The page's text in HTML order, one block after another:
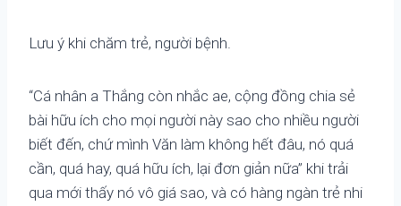
Lưu ý khi chăm trẻ, người bệnh.
“Cá nhân a Thắng còn nhắc ae, cộng đồng chia sẻ
bài hữu ích cho mọi người này sao cho nhiều người
biết đến, chứ mình Văn làm không hết đâu, nó quá
cần, quá hay, quá hữu ích, lại đơn giản nữa” khi trải
qua mới thấy nó vô giá sao, và có hàng ngàn trẻ nhi